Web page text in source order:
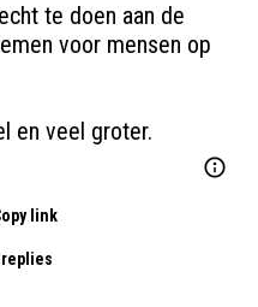
te doen aan de
voor mensen op
en veel groter.
link
replies